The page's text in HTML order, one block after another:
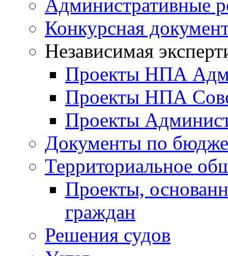
Административные
Конкурсная
Независимая
Проекты НПА
Проекты НПА
Проекты
Документы по
Территориальное
Проекты,
граждан
Решения судов